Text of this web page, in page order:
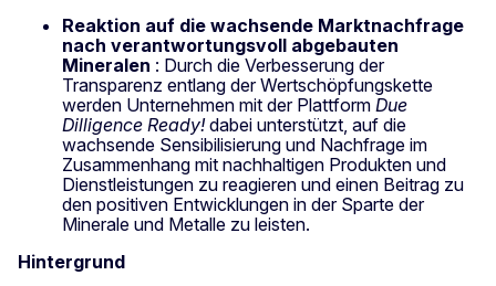
Reaktion auf die wachsende Marktnachfrage
nach verantwortungsvoll abgebauten
Mineralen : Durch die Verbesserung der
Transparenz entlang der Wertschöpfungskette
werden Unternehmen mit der Plattform Due
Dilligence Ready!dabei unterstützt, auf die
wachsende Sensibilisierung und Nachfrage im
Zusammenhang mit nachhaltigen Produkten und
Dienstleistungen zu reagieren und einen Beitrag zu
den positiven Entwicklungen in der Sparte der
Minerale und Metalle zu leisten.
Hintergrund